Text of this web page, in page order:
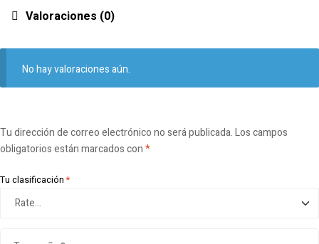
Valoraciones (0)
No hay valoraciones aún.
Tu dirección de correo electrónico no será publicada.Los campos
obligatorios están marcados con*
Tu clasificación*